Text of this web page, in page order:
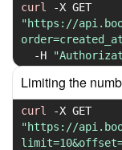
curl -X
"https://
-H
Limiting the
curl -X
"https://